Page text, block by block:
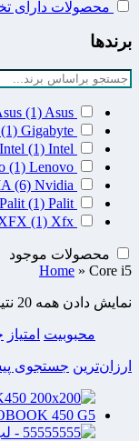
محصولات دارای
برندها
(1) Asus
(1) Gigabyte
Intel (1) Intel
(1) Lenovo
(6) Nvidia
Palit (1) Palit
(1) Xfx
محصولات موجود
Home » Core i5
نمایش دادن همه 20 نتیجه
محبوبیت امتیاز
ارزان‌ترین جستجوی